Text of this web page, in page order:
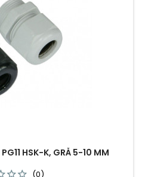
HSK-K, GRÅ 5-10 MM
(0)